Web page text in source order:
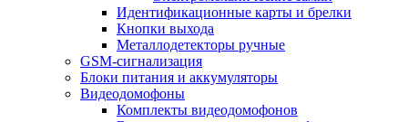
Идентификационные карты и брелки
Кнопки выхода
Металлодетекторы ручные
GSM-сигнализация
Блоки питания и аккумуляторы
Видеодомофоны
Комплекты видеодомофонов